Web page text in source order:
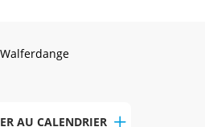
AU CALENDRIER